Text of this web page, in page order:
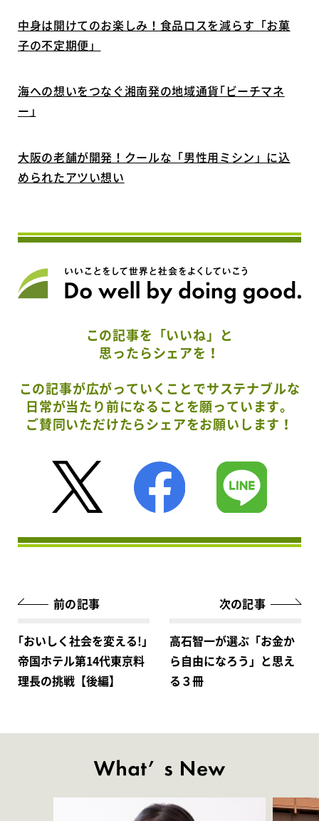
中身は開けてのお楽しみ！食品ロスを減らす「お菓
子の不定期便」
海への想いをつなぐ湘南発の地域通貨｢ビーチマネ
ー｣
大阪の老舗が開発！クールな「男性用ミシン」に込
められたアツい想い
この記事を「いいね」と
思ったらシェアを！
この記事が広がっていくことでサステナブルな
日常が当たり前になることを願っています。
ご賛同いただけたらシェアをお願いします！
前の記事
｢おいしく社会を変える!｣
帝国ホテル第14代東京料
理長の挑戦【後編】
次の記事
高石智一が選ぶ「お金か
ら自由になろう」と思え
る３冊